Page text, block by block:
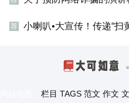
荐 小喇叭•大宣传！传递“扫
栏目 TAGS 范文 作文